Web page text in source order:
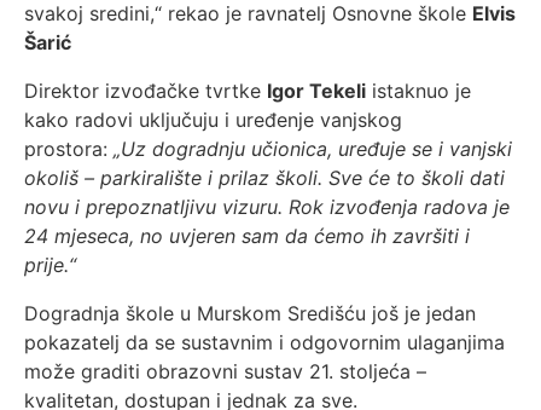
svakoj sredini,“ rekao je ravnatelj Osnovne škole Elvis
Šarić
Direktor izvođačke tvrtke Igor Tekeli istaknuo je
kako radovi uključuju i uređenje vanjskog
prostora: „Uz dogradnju učionica, uređuje se i vanjski
okoliš – parkiralište i prilaz školi. Sve će to školi dati
novu i prepoznatljivu vizuru. Rok izvođenja radova je
24 mjeseca, no uvjeren sam da ćemo ih završiti i
prije.“
Dogradnja škole u Murskom Središću još je jedan
pokazatelj da se sustavnim i odgovornim ulaganjima
može graditi obrazovni sustav 21. stoljeća –
kvalitetan, dostupan i jednak za sve.